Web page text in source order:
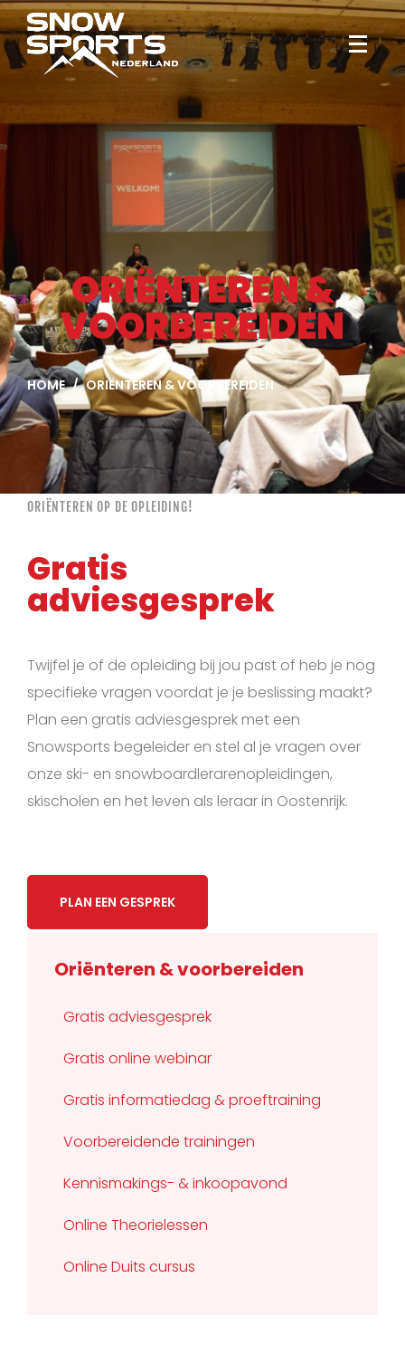
ORIËNTEREN &
VOORBEREIDEN
HOME ORIËNTEREN & VOORBEREIDEN
ORIËNTEREN OP DE OPLEIDING!
Gratis
adviesgesprek
Twijfel je of de opleiding bij jou past of heb je nog
specifieke vragen voordat je je beslissing maakt?
Plan een gratis adviesgesprek met een
Snowsports begeleider en stel al je vragen over
onze ski- en snowboardlerarenopleidingen,
skischolen en het leven als leraar in Oostenrijk.
PLAN EEN GESPREK
Oriënteren & voorbereiden
Gratis adviesgesprek
Gratis online webinar
Gratis informatiedag & proeftraining
Voorbereidende trainingen
Kennismakings- & inkoopavond
Online Theorielessen
Online Duits cursus